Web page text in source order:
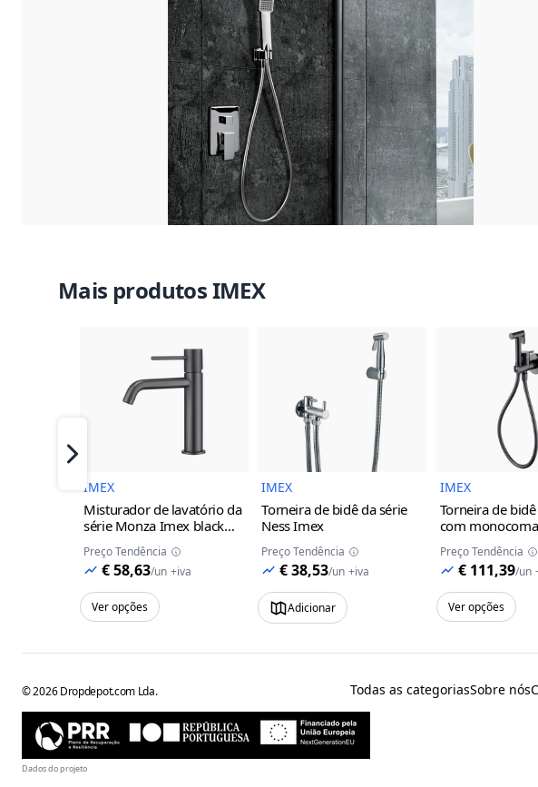
Mais produtos IMEX
Imagem do Produto
IMEX
Misturador de lavatório da
série Monza Imex black
gun metal
Preço Tendência
€ 58,63/un +iva
Ver opções
Imagem do Produto
IMEX
Torneira de bidê da série
Ness Imex
Preço Tendência
€ 38,53/un +iva
Adicionar
IMEX
Torneira de
com
série Munich
gun metal
Preço Tendência
€ 111,39/un
Ver opções
Próximo
©2026 Dropdepot.com Lda. Todas as categoriasSobre nós
Dados do projeto